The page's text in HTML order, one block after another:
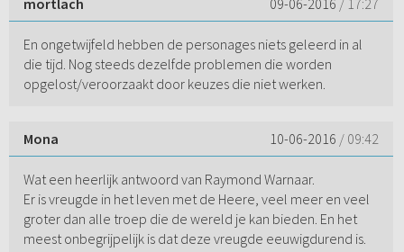
mortlach 09-06-2016 / 17:27
En ongetwijfeld hebben de personages niets geleerd in al
die tijd. Nog steeds dezelfde problemen die worden
opgelost/veroorzaakt door keuzes die niet werken.
Mona 10-06-2016 / 09:42
Wat een heerlijk antwoord van Raymond Warnaar.
Er is vreugde in het leven met de Heere, veel meer en veel
groter dan alle troep die de wereld je kan bieden. En het
meest onbegrijpelijk is dat deze vreugde eeuwigdurend is.